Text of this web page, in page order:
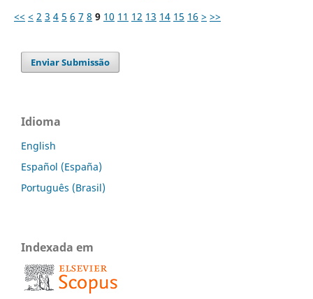
<< < 2 3 4 5 6 7 8 9 10 11 12 13 14 15 16 > >>
Enviar Submissão
Idioma
English
Español (España)
Português (Brasil)
Indexada em